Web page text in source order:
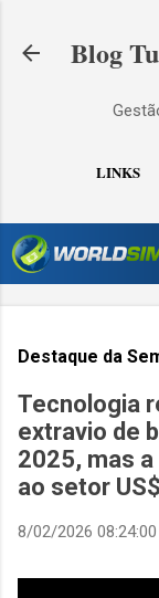
Blog
LINKS
Destaque da
Tecnologia
extravio de
2025, mas
ao setor
8/02/2026 08:24:00